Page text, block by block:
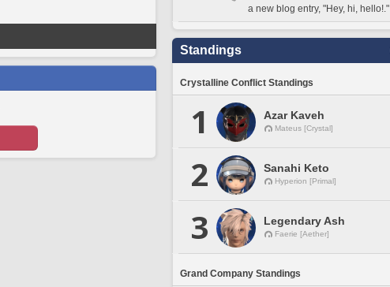
a new blog entry, "Hey, hi, hello!."
Standings
Crystalline Conflict Standings
1 Azar Kaveh
Mateus [Crystal]
2 Sanahi Keto
Hyperion [Primal]
3 Legendary Ash
Faerie [Aether]
Grand Company Standings